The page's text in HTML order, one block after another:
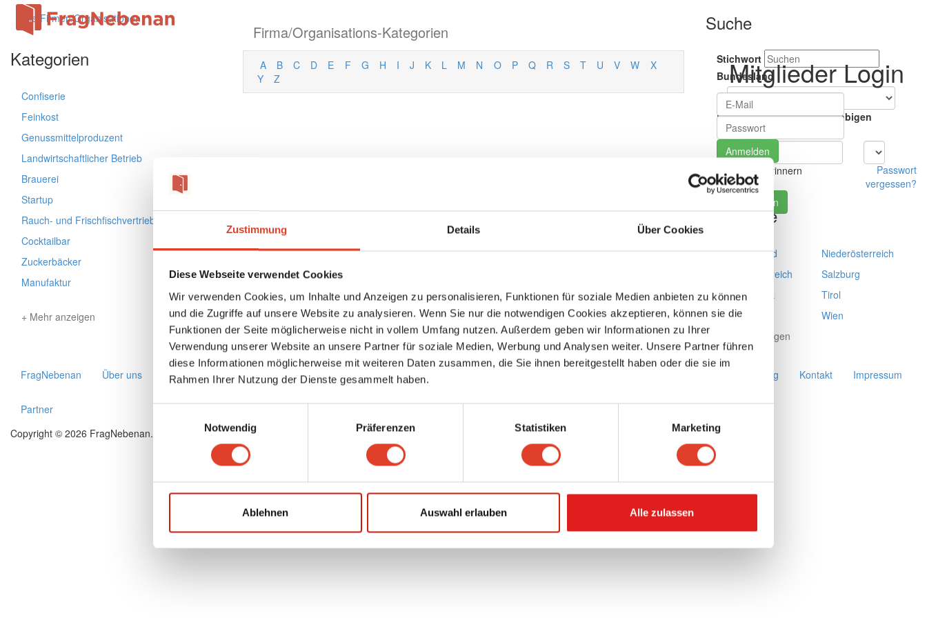
Zustimmung Details Über Cookies
Diese Webseite verwendet Cookies
Wir verwenden Cookies, um Inhalte und Anzeigen zu personalisieren, Funktionen für soziale Medien anbieten zu können
und die Zugriffe auf unsere Website zu analysieren. Wenn Sie nur die notwendigen Cookies akzeptieren, können sie die
Funktionen der Seite möglicherweise nicht in vollem Umfang nutzen. Außerdem geben wir Informationen zu Ihrer
Verwendung unserer Website an unsere Partner für soziale Medien, Werbung und Analysen weiter. Unsere Partner führen
diese Informationen möglicherweise mit weiteren Daten zusammen, die Sie ihnen bereitgestellt haben oder die sie im
Rahmen Ihrer Nutzung der Dienste gesammelt haben.
Notwendig
Präferenzen Statistiken Marketing
Ablehnen Auswahl erlauben Alle zulassen
Mitglieder Login
an mich erinnern
Passwort
vergessen?
Registrieren
Alle Firmen/Organisationen
Kategorien
Confiserie
Feinkost
Genussmittelproduzent
Landwirtschaftlicher Betrieb
Brauerei
Startup
Rauch- und Frischfischvertriebs-GmbH
Cocktailbar
Zuckerbäcker
Manufaktur
Mehr anzeigen
Suche
Stichwort
Bundesland
Entfernung(innerhalb der obigen
Auswahl)
Standorte
Burgenland
Niederösterreich
Oberösterreich
Salzburg
Steiermark
Tirol
Vorarlberg
Wien
Mehr anzeigen
Firma/Organisations-Kategorien
A B C D E F G H I J K L M N O P Q R S T U V W
X
Y
Z
FragNebenan Über uns Presse Hausordnung Hilfe / FAQ Datenschutz Werbung Kontakt Impressum
Partner
Copyright © 2026 FragNebenan. Alle Rechte vorbehalten